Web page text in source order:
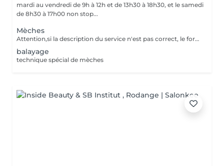
mardi au vendredi de 9h à 12h et de 13h30 à 18h30, et le samedi
de 8h30 à 17h00 non stop...
Mèches
Attention,si la description du service n'est pas correct, le forfait pourra ne pas être exécutée en entier,néanmoins la meilleure solution sera adaptée, ainsi que la différence de prix appliquée sur place. Le prix sera adaptée en supplément - à la difficulté - au supplément de produits - d'autres nécessaires techniques
balayage
technique spécial de mèches